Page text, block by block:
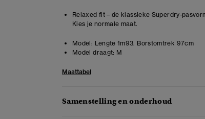
Relaxed fit – de klassieke Superdry-
Kies je normale maat.
Model: Lengte 1m93. Borstomtrek 97cm
Model draagt: M
Maattabel
Samenstelling en onderhoud